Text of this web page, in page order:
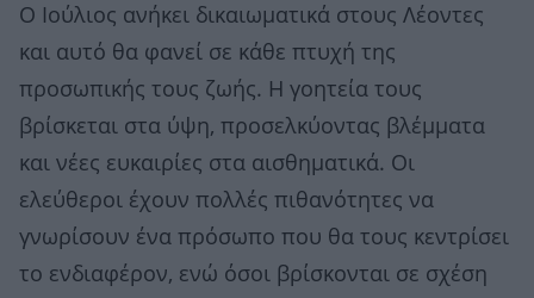
Ο Ιούλιος ανήκει δικαιωματικά στους Λέοντες
και αυτό θα φανεί σε κάθε πτυχή της
προσωπικής τους ζωής. Η γοητεία τους
βρίσκεται στα ύψη, προσελκύοντας βλέμματα
και νέες ευκαιρίες στα αισθηματικά. Οι
ελεύθεροι έχουν πολλές πιθανότητες να
γνωρίσουν ένα πρόσωπο που θα τους κεντρίσει
το ενδιαφέρον, ενώ όσοι βρίσκονται σε σχέση